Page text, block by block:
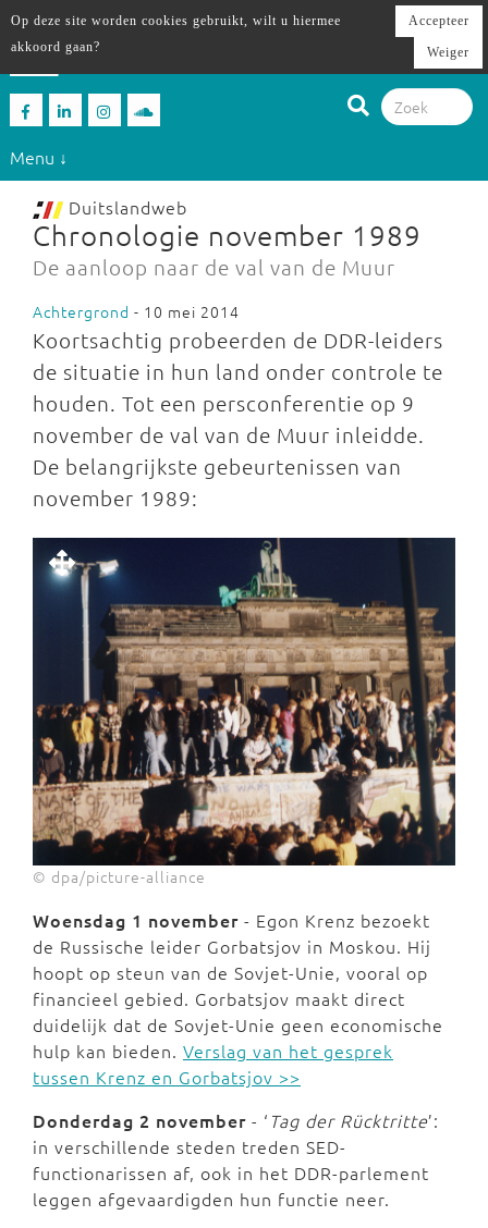
Menu ↓
Duitslandweb
Chronologie november 1989
De aanloop naar de val van de Muur
Achtergrond - 10 mei 2014
Koortsachtig probeerden de DDR-leiders
de situatie in hun land onder controle te
houden. Tot een persconferentie op 9
november de val van de Muur inleidde.
De belangrijkste gebeurtenissen van
november 1989:
© dpa/picture-alliance
Woensdag 1 november - Egon Krenz bezoekt
de Russische leider Gorbatsjov in Moskou. Hij
hoopt op steun van de Sovjet-Unie, vooral op
financieel gebied. Gorbatsjov maakt direct
duidelijk dat de Sovjet-Unie geen economische
hulp kan bieden. Verslag van het gesprek
tussen Krenz en Gorbatsjov >>
Donderdag 2 november - ‘ Tag der Rücktritte’:
in verschillende steden treden SED-
functionarissen af, ook in het DDR-parlement
leggen afgevaardigden hun functie neer.
Op deze site worden cookies gebruikt, wilt u hiermee
akkoord gaan?
Accepteer
Weiger